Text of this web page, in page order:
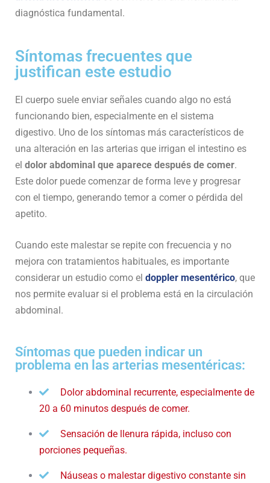
diagnóstica fundamental.
Síntomas frecuentes que
justifican este estudio
El cuerpo suele enviar señales cuando algo no está
funcionando bien, especialmente en el sistema
digestivo. Uno de los síntomas más característicos de
una alteración en las arterias que irrigan el intestino es
el dolor abdominal que aparece después de comer.
Este dolor puede comenzar de forma leve y progresar
con el tiempo, generando temor a comer o pérdida del
apetito.
Cuando este malestar se repite con frecuencia y no
mejora con tratamientos habituales, es importante
considerar un estudio como el doppler mesentérico, que
nos permite evaluar si el problema está en la circulación
abdominal.
Síntomas que pueden indicar un
problema en las arterias mesentéricas:
Dolor abdominal recurrente, especialmente de
20 a 60 minutos después de comer.
Sensación de llenura rápida, incluso con
porciones pequeñas.
Náuseas o malestar digestivo constante sin